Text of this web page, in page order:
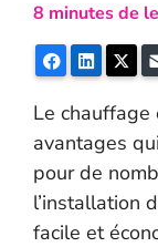
8 minutes de
FacebookLinkedIn
Le
avantages
pour de
l’installation
facile et